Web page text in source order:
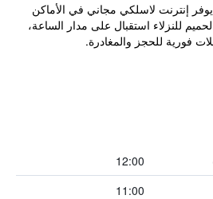
إنترنت لاسلكي مجاني في الأماكن
للنزلاء استقبال على مدار الساعة،
فورية للحجز والمغادرة.
12:00
11:00